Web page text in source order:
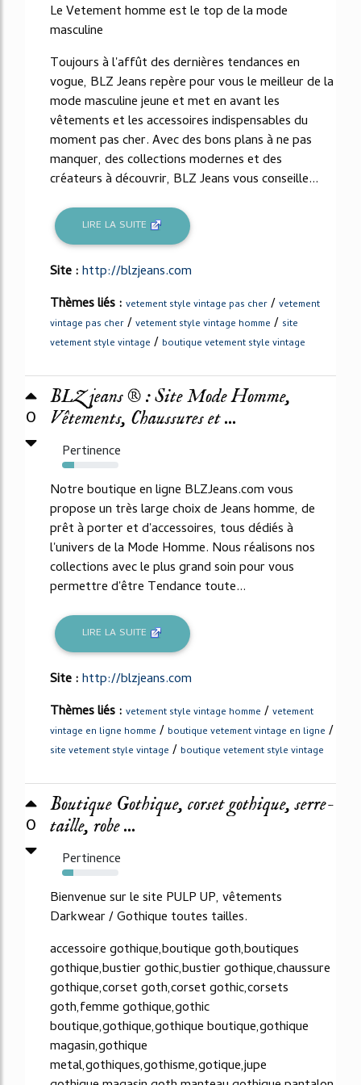
Le Vetement homme est le top de la mode
masculine
Toujours à l'affût des dernières tendances en
vogue, BLZ Jeans repère pour vous le meilleur de la
mode masculine jeune et met en avant les
vêtements et les accessoires indispensables du
moment pas cher. Avec des bons plans à ne pas
manquer, des collections modernes et des
créateurs à découvrir, BLZ Jeans vous conseille...
LIRE LA SUITE
Site :http://blzjeans.com
Thèmes liés : vetement style vintage pas cher / vetement
vintage pas cher / vetement style vintage homme / site
vetement style vintage / boutique vetement style vintage
0
BLZ jeans ® : Site Mode Homme,
Vêtements, Chaussures et ...
Pertinence
21%
Notre boutique en ligne BLZJeans.com vous
propose un très large choix de Jeans homme, de
prêt à porter et d'accessoires, tous dédiés à
l'univers de la Mode Homme. Nous réalisons nos
collections avec le plus grand soin pour vous
permettre d'être Tendance toute...
LIRE LA SUITE
Site :http://blzjeans.com
Thèmes liés : vetement style vintage homme / vetement
vintage en ligne homme / boutique vetement vintage en ligne /
site vetement style vintage / boutique vetement style vintage
0
Boutique Gothique, corset gothique, serre-
taille, robe ...
Pertinence
20%
Bienvenue sur le site PULP UP, vêtements
Darkwear / Gothique toutes tailles.
accessoire gothique,boutique goth,boutiques
gothique,bustier gothic,bustier gothique,chaussure
gothique,corset goth,corset gothic,corsets
goth,femme gothique,gothic
boutique,gothique,gothique boutique,gothique
magasin,gothique
metal,gothiques,gothisme,gotique,jupe